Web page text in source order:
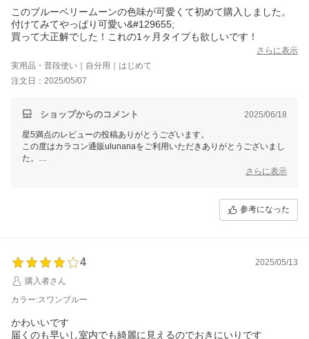
このブルーベリームーンの色味が可愛くて初めて購入しました。
付けてみてやっぱり可愛い&#129655;
買って大正解でした！これの1ヶ月タイプも欲しいです！
さらに表示
実用品・普段使い｜自分用｜はじめて
注文日：2025/05/07
ショップからのコメント 2025/06/18
星5満点のレビューの投稿ありがとうございます。
この度はカラコン通販ulunanaをご利用いただきありがとうございまし
た。
さらに表示
参考になった
4
2025/05/13
購入者さん
カラー:スワンブルー
かわいいです
届くのも早いし室内でも綺麗に見えるのでおきにいりです